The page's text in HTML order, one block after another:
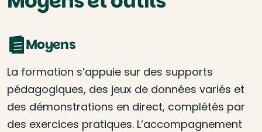
Moyens
La formation s’appuie sur des supports
pédagogiques, des jeux de données variés et
des démonstrations en direct, complétés par
des exercices pratiques. L’accompagnement